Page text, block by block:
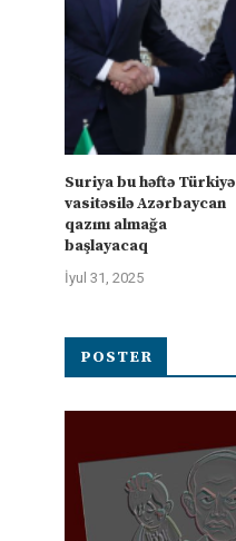
Suriya bu həftə Türkiyə
vasitəsilə Azərbaycan
qazını almağa
başlayacaq
İyul 31, 2025
POSTER